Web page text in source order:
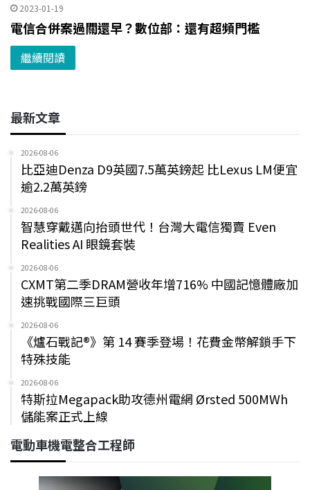
2023-01-19
電信合併案過關還早？數位部：還有超頻門檻
繼續閱讀
最新文章
2026-08-06
比亞迪Denza D9英國7.5萬英鎊起 比Lexus LM便宜
逾2.2萬英鎊
2026-08-06
智慧穿戴邁向抬頭世代！台灣大電信獨賣 Even
Realities AI 眼鏡套裝
2026-08-06
CXMT第二季DRAM營收年增716% 中國記憶體廠加
速挑戰國際三巨頭
2026-08-06
《爐石戰記®》第 14 賽季登場！花費金幣解鎖手下
特殊技能
2026-08-06
特斯拉Megapack助攻德州電網 Ørsted 500MWh
儲能案正式上線
電動車機電整合工程師